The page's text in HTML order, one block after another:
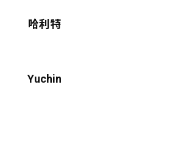
哈利特
Yuchin